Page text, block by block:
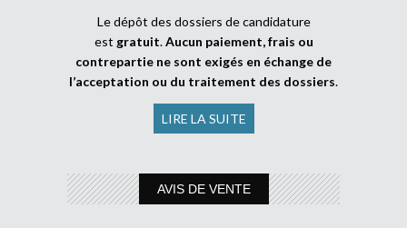
Le dépôt des dossiers de candidature
est gratuit.Aucun paiement, frais ou
contrepartie ne sont exigés en échange de
l’acceptation ou du traitement des dossiers.
LIRE LA SUITE
AVIS DE VENTE